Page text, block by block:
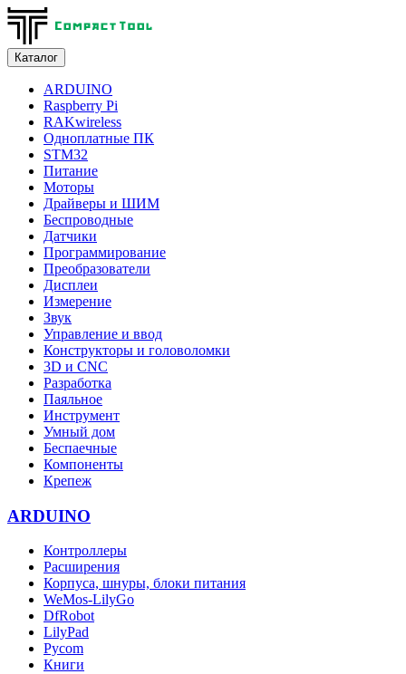
Каталог
ARDUINO
Raspberry Pi
RAKwireless
Одноплатные ПК
STM32
Питание
Моторы
Драйверы и ШИМ
Беспроводные
Датчики
Программирование
Преобразователи
Дисплеи
Измерение
Звук
Управление и ввод
Конструкторы и головоломки
3D и CNC
Разработка
Паяльное
Инструмент
Умный дом
Беспаечные
Компоненты
Крепеж
ARDUINO
Контроллеры
Расширения
Корпуса, шнуры, блоки питания
WeMos-LilyGo
DfRobot
LilyPad
Pycom
Книги